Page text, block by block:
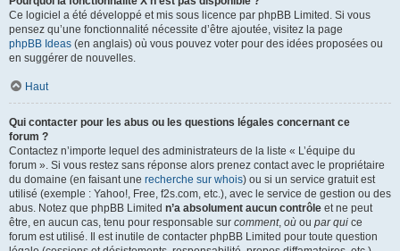
Ce logiciel a été développé et mis sous licence par phpBB Limited. Si vous
pensez qu’une fonctionnalité nécessite d’être ajoutée, visitez la page
phpBB Ideas (en anglais) où vous pouvez voter pour des idées proposées ou
en suggérer de nouvelles.
Haut
Qui contacter pour les abus ou les questions légales concernant ce
forum ?
Contactez n’importe lequel des administrateurs de la liste « L’équipe du
forum ». Si vous restez sans réponse alors prenez contact avec le propriétaire
du domaine (en faisant une recherche sur whois) ou si un service gratuit est
utilisé (exemple : Yahoo!, Free, f2s.com, etc.), avec le service de gestion ou des
abus. Notez que phpBB Limited n’a absolument aucun contrôle et ne peut
être, en aucun cas, tenu pour responsable sur comment, où ou par qui ce
forum est utilisé. Il est inutile de contacter phpBB Limited pour toute question